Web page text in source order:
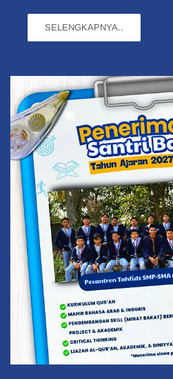
SELENGKAPNYA..